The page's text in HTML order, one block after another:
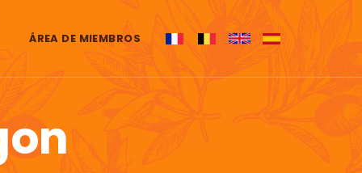
ÁREA DE MIEMBROS